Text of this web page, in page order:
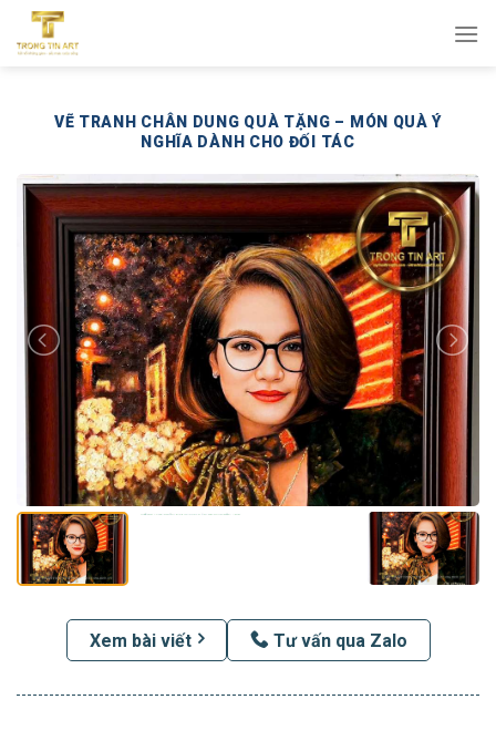
qua
VẼ TRANH CHÂN DUNG QUÀ TẶNG – MÓN QUÀ Ý
NGHĨA DÀNH CHO ĐỐI TÁC
Xem bài viết Tư vấn qua Zalo